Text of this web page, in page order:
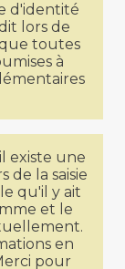
d'identité
lors de
toutes
à
existe une
de la saisie
qu'il y ait
et le
en
pour